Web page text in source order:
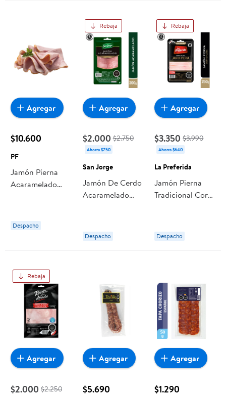
$10.600
PF
Jamón Pierna
Acaramelado
Despacho
Agregar
Rebaja
$2.000 $2.750
Ahorra $750
San Jorge
Jamón De Cerdo
Acaramelado
Despacho
Agregar
Rebaja
$3.350 $3.990
Ahorra $640
La Preferida
Jamón Pierna
Tradicional Corte
Despacho
Agregar
Rebaja
$2.000 $2.250
Agregar
$5.690
Agregar
$1.290
Agregar